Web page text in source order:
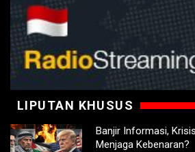
LIPUTAN KHUSUS
Banjir Informasi,
Menjaga Kebenaran?